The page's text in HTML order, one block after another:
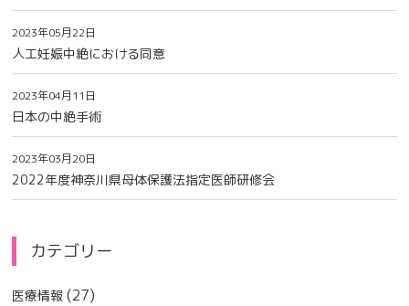
2023年05月22日
人工妊娠中絶における同意
2023年04月11日
日本の中絶手術
2023年03月20日
2022年度神奈川県母体保護法指定医師研修会
カテゴリー
医療情報 (27)